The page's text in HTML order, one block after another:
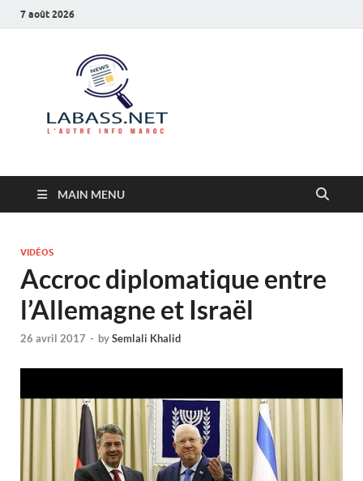
7 août 2026
MAIN MENU
VIDÉOS
Accroc diplomatique entre
l’Allemagne et Israël
26 avril 2017 - bySemlali Khalid